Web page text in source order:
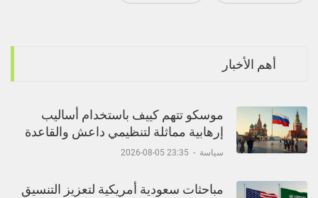
أهم الأخبار
موسكو تتهم كييف باستخدام أساليب
إرهابية مماثلة لتنظيمي داعش والقاعدة
سياسة -
23:35 05-08-2026
مباحثات سعودية أمريكية لتعزيز التنسيق